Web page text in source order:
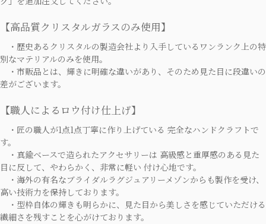
【高品質クリスタルガラスのみ使用】
・歴史あるクリスタルの製造会社より入手しているワンランク上の特
別なマテリアルのみを使用。
・市販品とは、輝きに明確な違いがあり、そのため見た目に段違いの
差がございます。
【職人によるロウ付け仕上げ】
・匠の職人が1点1点丁寧に作り上げている 完全なハンドクラフトで
す。
・真鍮ベースで造られたアクセサリーは 高級感と重厚感のある見た
目に反して、やわらかく、非常に軽い 付け心地です。
・海外の有名なブライダルラグジュアリーメゾンからも製作を受け、
高い技術力を保持しております。
・型枠自体の輝きも明らかに、見た目から美しさを感じていただける
繊細さを残すことを心がけております。